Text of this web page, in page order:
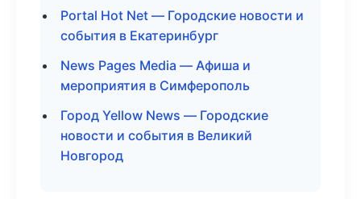
Portal Hot Net — Городские новости и
события в Екатеринбург
News Pages Media — Афиша и
мероприятия в Симферополь
Город Yellow News — Городские
новости и события в Великий
Новгород